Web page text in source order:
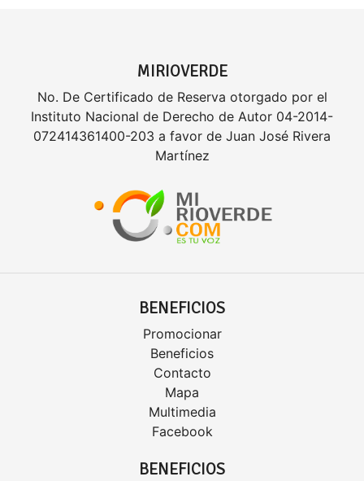
MIRIOVERDE
No. De Certificado de Reserva otorgado por el
Instituto Nacional de Derecho de Autor 04-2014-
072414361400-203 a favor de Juan José Rivera
Martínez
BENEFICIOS
Promocionar
Beneficios
Contacto
Mapa
Multimedia
Facebook
BENEFICIOS